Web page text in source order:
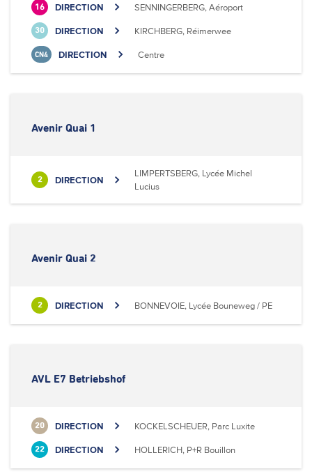
16 DIRECTION SENNINGERBERG, Aéroport
30 DIRECTION KIRCHBERG, Réimerwee
CN4 DIRECTION Centre
Avenir Quai 1
2 DIRECTION
LIMPERTSBERG, Lycée Michel
Lucius
Avenir Quai 2
2 DIRECTION BONNEVOIE, Lycée Bouneweg / PE
AVL E7 Betriebshof
20 DIRECTION KOCKELSCHEUER, Parc Luxite
22 DIRECTION HOLLERICH, P+R Bouillon